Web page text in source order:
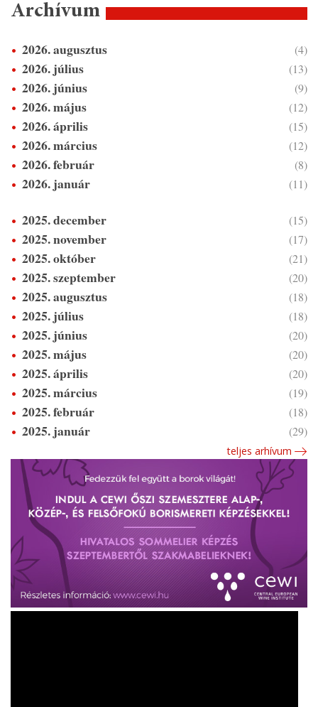
Archívum
2026. augusztus (4)
2026. július (13)
2026. június (9)
2026. május (12)
2026. április (15)
2026. március (12)
2026. február (8)
2026. január (11)
2025. december (15)
2025. november (17)
2025. október (21)
2025. szeptember (20)
2025. augusztus (18)
2025. július (18)
2025. június (20)
2025. május (20)
2025. április (20)
2025. március (19)
2025. február (18)
2025. január (29)
teljes arhívum